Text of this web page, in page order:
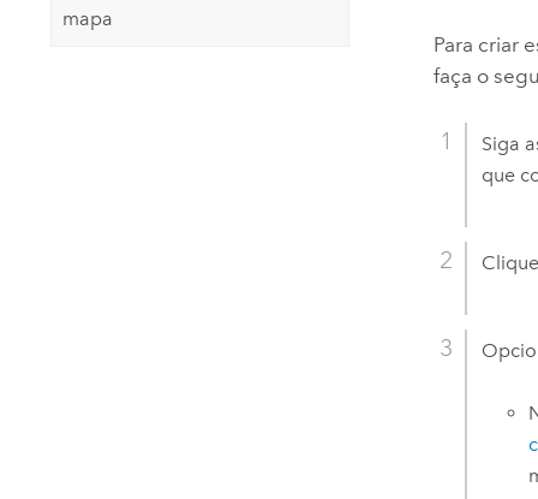
mapa
Para criar
faça o
Siga
que